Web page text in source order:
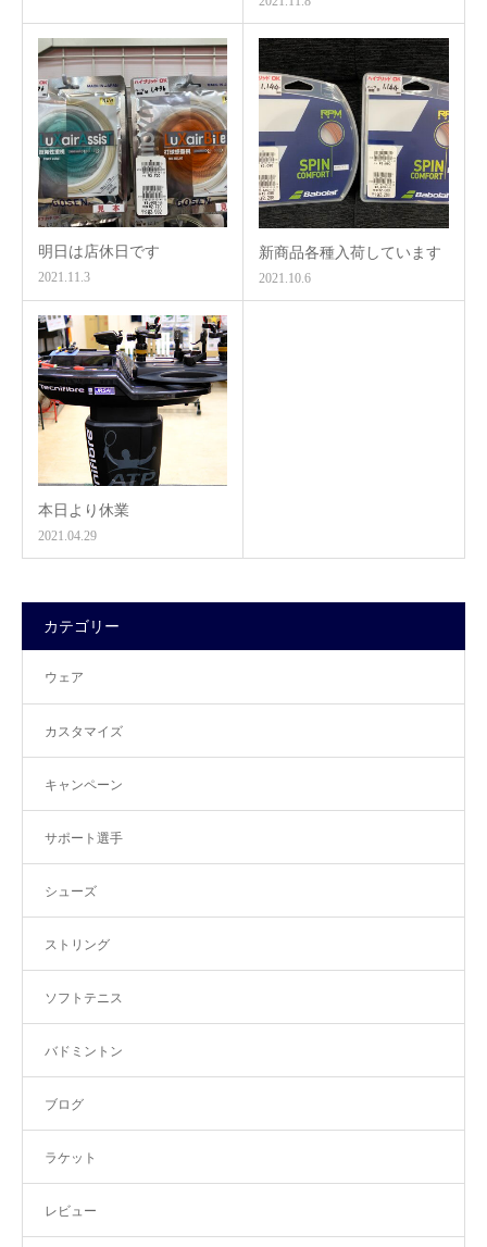
明日は店休日です
2021.11.3
新商品各種入荷しています
2021.10.6
本日より休業
2021.04.29
カテゴリー
ウェア
カスタマイズ
キャンペーン
サポート選手
シューズ
ストリング
ソフトテニス
バドミントン
ブログ
ラケット
レビュー